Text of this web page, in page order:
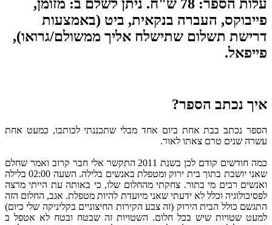
עלות הספר: 78 ש"ח. ניתן לשלם ב: מזומן,
פייבוקס, העברה בנקאית, ביט (באמצעות
דרישת תשלום שתישלח אליך ממשולם/גרואו),
פייפאל.
איך נכתב הספר?
הספר נכתב בבת אחת ביום אחד מבלי שתכננתי לכותבו, כמעט אחת
עשרה שנים טרם צאתו לאור.
כמה חודשים קודם לכן בשנת 2011 התקשר אלי חבר קרוב ואמר שחלם
שאני יושבת בתוך בית ירוק ומטפלת באנשים בלילה. השעה 02:00 בלילה
ואנשים רבים מי בתור. צחקתי מהחלום שלו, כי באותה עת הייתי מרצה
לפסיכולוגיה וכלל לא ידעתי שאני מיועדת להיות מטפלת. אגב, החלום הזה
התגשם כולל הבית הירוק (זה צבע הקירות החיצוניים בקליניקה שלי כיום)
למעט שטויות שיש בכל חלום. השטויות זה שבטח ובטח לא אטפל ב